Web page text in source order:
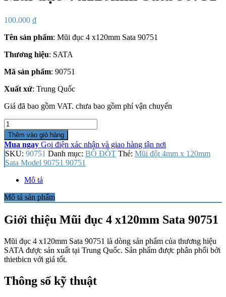
100.000 ₫
Tên sản phẩm: Mũi đục 4 x120mm Sata 90751
Thương hiệu: SATA
Mã sản phẩm: 90751
Xuất xứ: Trung Quốc
Giá đã bao gồm VAT. chưa bao gồm phí vận chuyển
Số
lượng
Thêm vào giỏ hàng
Mua ngay Gọi điện xác nhận và giao hàng tận nơi
SKU: 90751 Danh mục: BỘ ĐỘT Thẻ: Mũi đột 4mm x 120mm
Sata Model 90751 90751
Mô tả
Mô tả sản phẩm
Giới thiệu Mũi đục 4 x120mm Sata 90751
Mũi đục 4 x120mm Sata 90751 là dòng sản phẩm của thương hiệu
SATA được sản xuất tại Trung Quốc. Sản phẩm được phân phối bởi
thietbicn với giá tốt.
Thông số kỹ thuật